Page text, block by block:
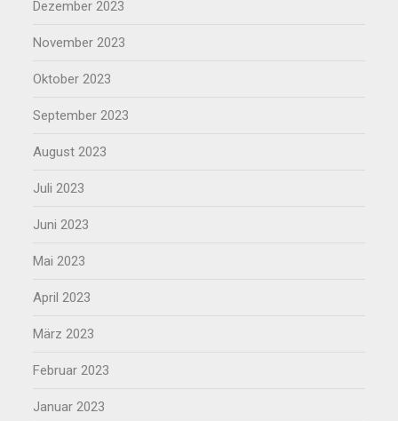
Dezember 2023
November 2023
Oktober 2023
September 2023
August 2023
Juli 2023
Juni 2023
Mai 2023
April 2023
März 2023
Februar 2023
Januar 2023